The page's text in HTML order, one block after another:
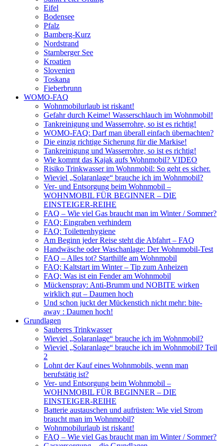
Eifel
Bodensee
Pfalz
Bamberg-Kurz
Nordstrand
Starnberger See
Kroatien
Slovenien
Toskana
Fieberbrunn
WOMO-FAQ
Wohnmobilurlaub ist riskant!
Gefahr durch Keime! Wasserschlauch im Wohnmobil!
Tankreinigung und Wasserrohre, so ist es richtig!
WOMO-FAQ: Darf man überall einfach übernachten?
Die einzig richtige Sicherung für die Markise!
Tankreinigung und Wasserrohre, so ist es richtig!
Wie kommt das Kajak aufs Wohnmobil? VIDEO
Risiko Trinkwasser im Wohnmobil: So geht es sicher.
Wieviel „Solaranlage“ brauche ich im Wohnmobil?
Ver- und Entsorgung beim Wohnmobil –
WOHNMOBIL FÜR BEGINNER – DIE
EINSTEIGER-REIHE
FAQ – Wie viel Gas braucht man im Winter / Sommer?
FAQ: Eingraben verhindern
FAQ: Toilettenhygiene
Am Beginn jeder Reise steht die Abfahrt – FAQ
Handwäsche oder Waschanlage: Der Wohnmobil-Test
FAQ – Alles tot? Starthilfe am Wohnmobil
FAQ: Kaltstart im Winter – Tip zum Anheizen
FAQ: Was ist ein Fender am Wohnmobil
Mückenspray: Anti-Brumm und NOBITE wirken
wirklich gut – Daumen hoch
Und schon juckt der Mückenstich nicht mehr: bite-
away : Daumen hoch!
Grundlagen
Sauberes Trinkwasser
Wieviel „Solaranlage“ brauche ich im Wohnmobil?
Wieviel „Solaranlage“ brauche ich im Wohnmobil? Teil
2
Lohnt der Kauf eines Wohnmobils, wenn man
berufstätig ist?
Ver- und Entsorgung beim Wohnmobil –
WOHNMOBIL FÜR BEGINNER – DIE
EINSTEIGER-REIHE
Batterie austauschen und aufrüsten: Wie viel Strom
braucht man im Wohnmobil?
Wohnmobilurlaub ist riskant!
FAQ – Wie viel Gas braucht man im Winter / Sommer?